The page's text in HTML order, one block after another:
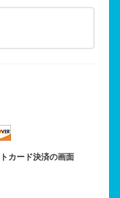
カード決済の画面